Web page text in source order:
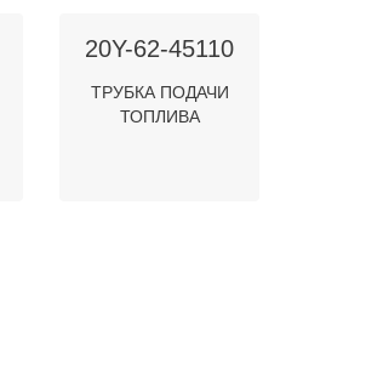
20Y-62-45110
ТРУБКА ПОДАЧИ
ТОПЛИВА